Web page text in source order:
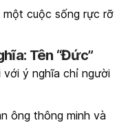
cuộc sống rực rỡ
Tên “Đức”
ý nghĩa chỉ người
ông thông minh và